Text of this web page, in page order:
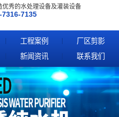
优秀的水处理设备及灌装设备
7316-7135
工程案例
厂区剪影
新闻资讯 联系我们